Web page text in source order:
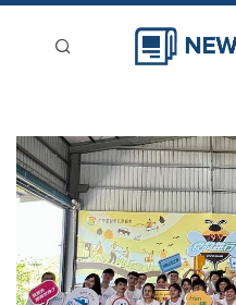
新聞稿分類
登入
刊登